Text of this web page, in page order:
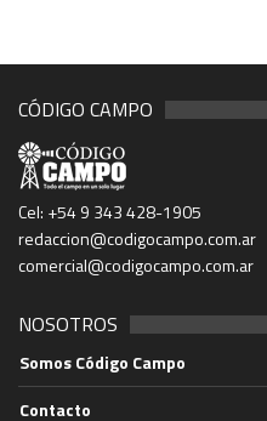
CÓDIGO CAMPO
Cel: +54 9 343 428-1905
redaccion@codigocampo.com.ar
comercial@codigocampo.com.ar
NOSOTROS
Somos Código Campo
Contacto